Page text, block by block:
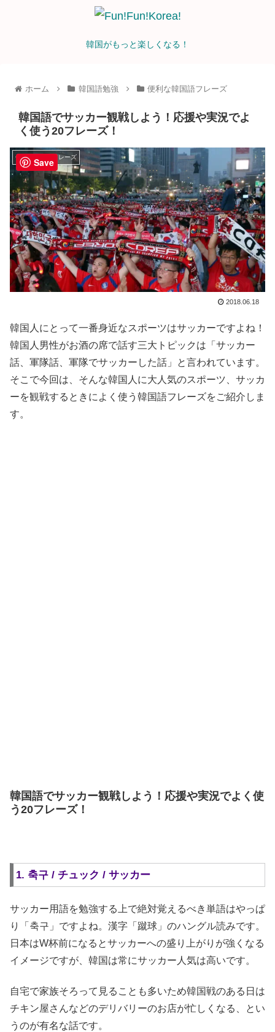
韓国がもっと楽しくなる！
ホーム 韓国語勉強 便利な韓国語フレーズ
韓国語でサッカー観戦しよう！応援や実況でよ
く使う20フレーズ！
便利な韓国語フレーズ
2018.06.18
韓国人にとって一番身近なスポーツはサッカーですよね！
韓国人男性がお酒の席で話す三大トピックは「サッカー
話、軍隊話、軍隊でサッカーした話」と言われています。
そこで今回は、そんな韓国人に大人気のスポーツ、サッカ
ーを観戦するときによく使う韓国語フレーズをご紹介しま
す。
韓国語でサッカー観戦しよう！応援や実況でよく使
う20フレーズ！
1. 축구 / チュック / サッカー
サッカー用語を勉強する上で絶対覚えるべき単語はやっぱ
り「축구」ですよね。漢字「蹴球」のハングル読みです。
日本はW杯前になるとサッカーへの盛り上がりが強くなる
イメージですが、韓国は常にサッカー人気は高いです。
自宅で家族そろって見ることも多いため韓国戦のある日は
チキン屋さんなどのデリバリーのお店が忙しくなる、とい
うのが有名な話です。
Save